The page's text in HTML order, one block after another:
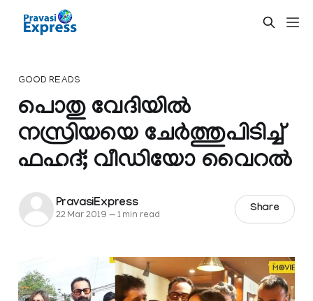
GOOD READS
പൊതു വേദിയിൽ
നസ്രിയയെ ചേർത്തുപിടിച്ച്
ഫഹദ്; വീഡിയോ വൈറൽ
PravasiExpress
22 Mar 2019 —1 min read
Share